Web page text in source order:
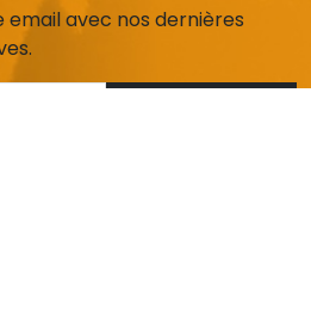
avec nos dernières